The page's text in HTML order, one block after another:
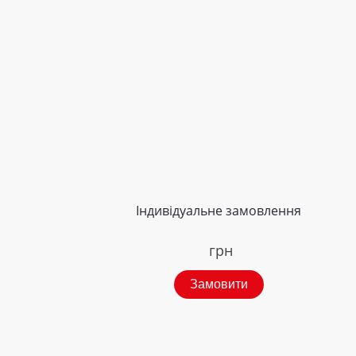
Індивідуальне замовлення
грн
Замовити